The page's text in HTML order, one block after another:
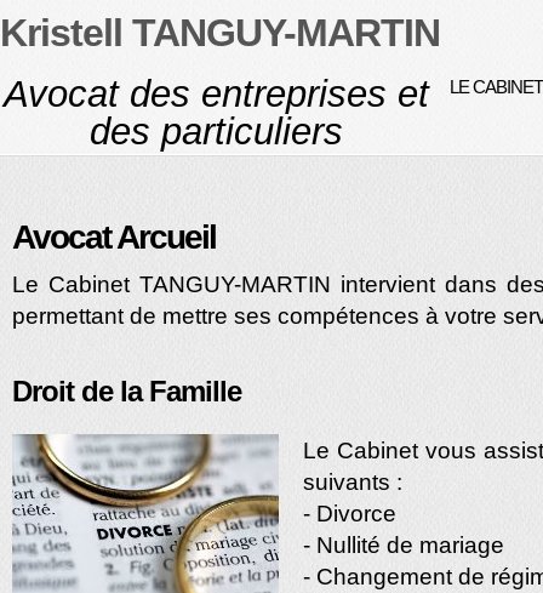
Kristell TANGUY-MARTIN
LE CABINET
Avocat des entreprises et
des particuliers
Avocat Arcueil
Le Cabinet TANGUY-MARTIN intervient dans
permettant de mettre ses compétences à votre
Droit de la Famille
Le Cabinet vous
suivants :
- Divorce
- Nullité de mariage
- Changement de